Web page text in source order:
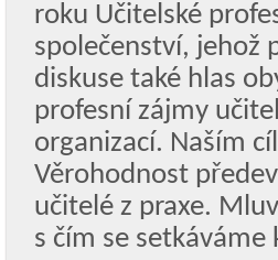
roku Učitelské
společenství, jehož
diskuse také hlas
profesní zájmy
organizací. Naším
Věrohodnost
učitelé z praxe.
s čím se setkáváme